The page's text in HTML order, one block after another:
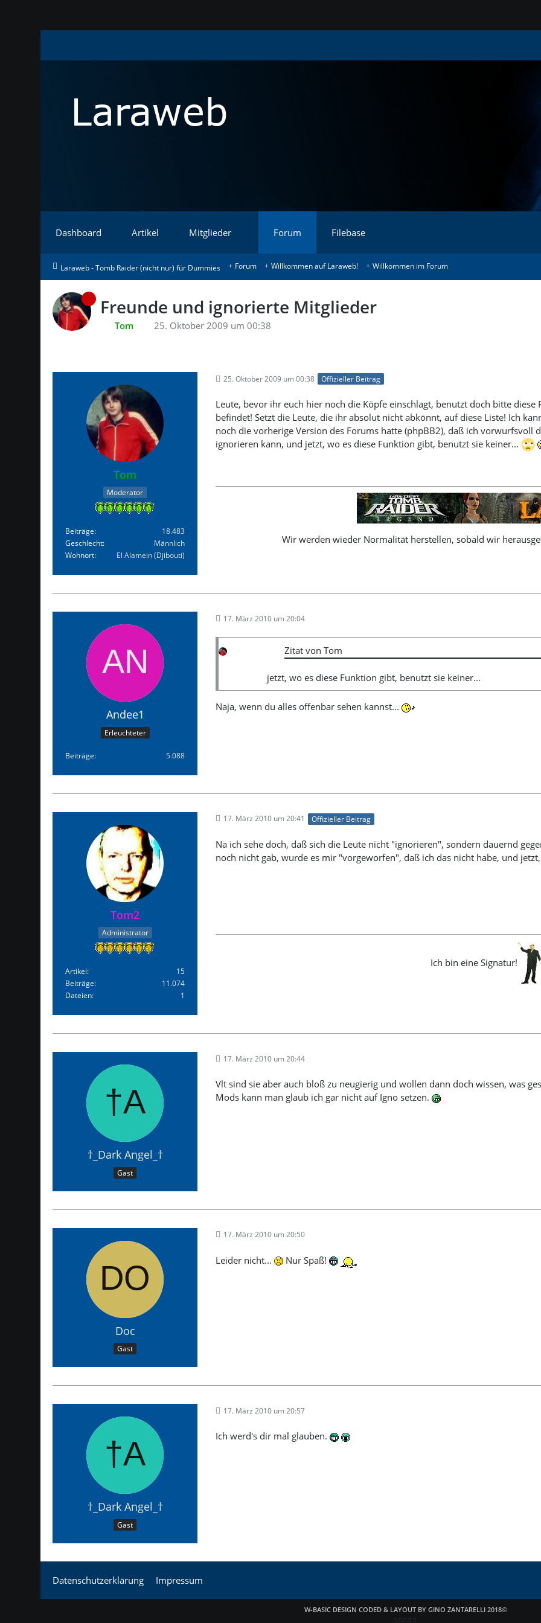
Dashboard Artikel Mitglieder Forum Filebase
Laraweb - Tomb Raider (nicht nur) für Dummies Forum Willkommen auf Laraweb! Willkommen im Forum
Freunde und ignorierte Mitglieder
Tom 25. Oktober 2009 um 00:38
Tom
Moderator
Beiträge
18.483
Geschlecht
Männlich
Wohnort
El Alamein (Djibouti)
25. Oktober 2009 um 00:38 Offizieller Beitrag
Leute, bevor ihr euch hier noch die Köpfe einschlagt, benutzt doch bitte
befindet! Setzt die Leute, die ihr absolut nicht abkönnt, auf diese Liste! Ich
noch die vorherige Version des Forums hatte (phpBB2), daß ich vorwurfsvoll
ignorieren kann, und jetzt, wo es diese Funktion gibt, benutzt sie keiner...
Wir werden wieder Normalität herstellen, sobald wir
Andee1
Erleuchteter
Beiträge 5.088
17. März 2010 um 20:04
Zitat von Tom
jetzt, wo es diese Funktion gibt, benutzt sie keiner...
Naja, wenn du alles offenbar sehen kannst...
Tom2
Administrator
Artikel
15
Beiträge
11.074
Dateien
1
17. März 2010 um 20:41 Offizieller Beitrag
Na ich sehe doch, daß sich die Leute nicht "ignorieren", sondern dauernd
noch nicht gab, wurde es mir "vorgeworfen", daß ich das nicht habe, und
Ich bin eine Signatur!
†_Dark Angel_†
Gast
17. März 2010 um 20:44
Vlt sind sie aber auch bloß zu neugierig und wollen dann doch wissen, was
Mods kann man glaub ich gar nicht auf Igno setzen.
Doc
Gast
17. März 2010 um 20:50
Leider nicht... Nur Spaß!
†_Dark Angel_†
Gast
17. März 2010 um 20:57
Ich werd's dir mal glauben.
Datenschutzerklärung Impressum
W-BASIC DESIGN CODED & LAYOUT BY GINO ZANTARELLI 2018©